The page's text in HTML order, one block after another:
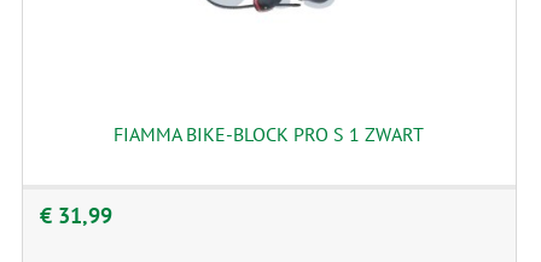
FIAMMA BIKE-BLOCK PRO S 1 ZWART
€ 31,99